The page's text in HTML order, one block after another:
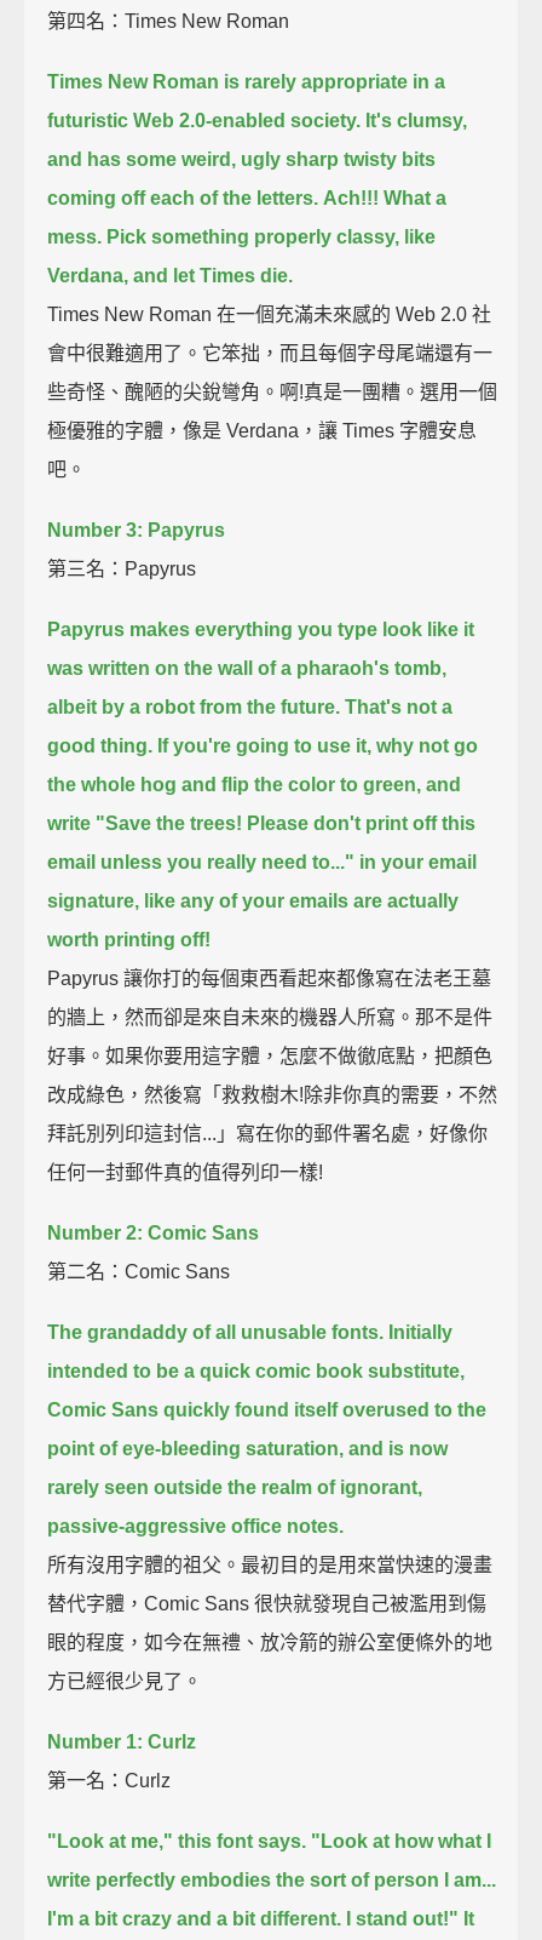
第四名：Times New Roman
Times New Roman is rarely appropriate in a
futuristic Web 2.0-enabled society. It's clumsy,
and has some weird, ugly sharp twisty bits
coming off each of the letters. Ach!!! What a
mess. Pick something properly classy, like
Verdana, and let Times die.
Times New Roman 在一個充滿未來感的 Web 2.0 社
會中很難適用了。它笨拙，而且每個字母尾端還有一
些奇怪、醜陋的尖銳彎角。啊!真是一團糟。選用一個
極優雅的字體，像是 Verdana，讓 Times 字體安息
吧。
Number 3: Papyrus
第三名：Papyrus
Papyrus makes everything you type look like it
was written on the wall of a pharaoh's tomb,
albeit by a robot from the future. That's not a
good thing. If you're going to use it, why not go
the whole hog and flip the color to green, and
write "Save the trees! Please don't print off this
email unless you really need to..." in your email
signature, like any of your emails are actually
worth printing off!
Papyrus 讓你打的每個東西看起來都像寫在法老王墓
的牆上，然而卻是來自未來的機器人所寫。那不是件
好事。如果你要用這字體，怎麼不做徹底點，把顏色
改成綠色，然後寫「救救樹木!除非你真的需要，不然
拜託別列印這封信...」寫在你的郵件署名處，好像你
任何一封郵件真的值得列印一樣!
Number 2: Comic Sans
第二名：Comic Sans
The grandaddy of all unusable fonts. Initially
intended to be a quick comic book substitute,
Comic Sans quickly found itself overused to the
point of eye-bleeding saturation, and is now
rarely seen outside the realm of ignorant,
passive-aggressive office notes.
所有沒用字體的祖父。最初目的是用來當快速的漫畫
替代字體，Comic Sans 很快就發現自己被濫用到傷
眼的程度，如今在無禮、放冷箭的辦公室便條外的地
方已經很少見了。
Number 1: Curlz
第一名：Curlz
"Look at me," this font says. "Look at how what I
write perfectly embodies the sort of person I am...
I'm a bit crazy and a bit different.
I stand out!" It